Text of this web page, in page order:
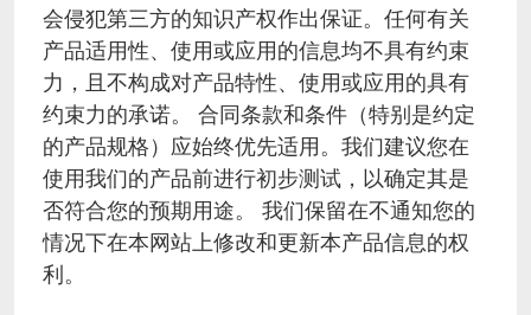
会侵犯第三方的知识产权作出保证。任何有关
产品适用性、使用或应用的信息均不具有约束
力，且不构成对产品特性、使用或应用的具有
约束力的承诺。 合同条款和条件（特别是约定
的产品规格）应始终优先适用。我们建议您在
使用我们的产品前进行初步测试，以确定其是
否符合您的预期用途。 我们保留在不通知您的
情况下在本网站上修改和更新本产品信息的权
利。
ACTExact
ACTGreen
ACTNext
BlisterKote
FoodClass
白皮书
解决方案
可持续发展法规
我们一起行动
FAQ
职业生涯
公司介绍
ACTEGA Metal Print
ACTEGA North America
ACTEGA Rhenacoat
ACTEGA Schmid Rhyner
社会媒体
联系媒介公关